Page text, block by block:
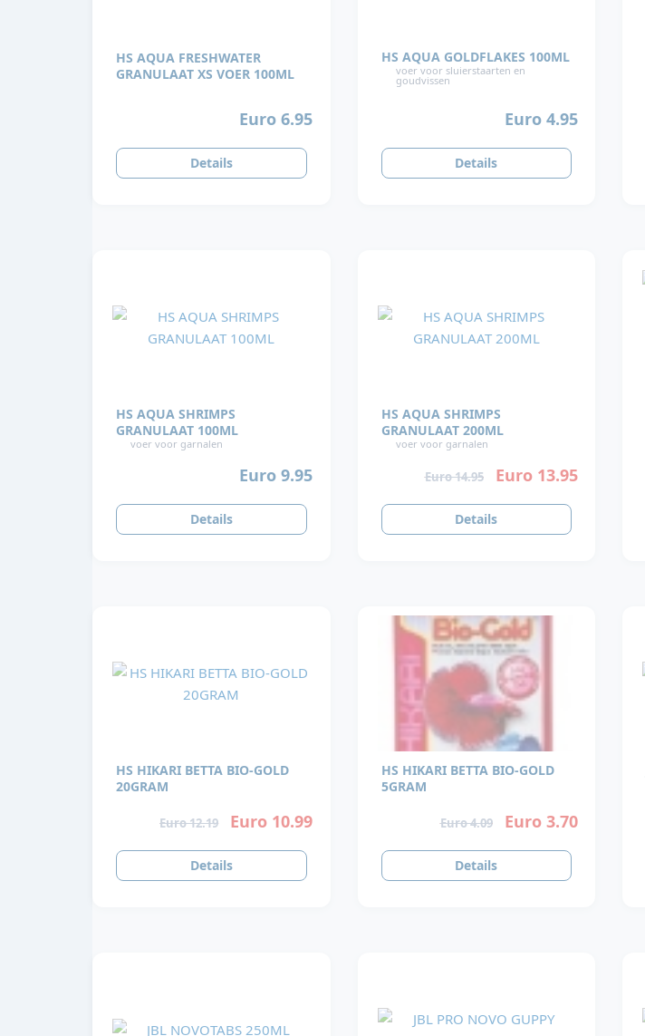
HS AQUA FRESHWATER
GRANULAAT XS VOER 100ML
Euro 6.95
Details
HS AQUA GOLDFLAKES 100ML
voer voor sluierstaarten en
goudvissen
Euro 4.95
Details
HS AQUA SHRIMPS
GRANULAAT 100ML
voer voor garnalen
Euro 9.95
Details
HS AQUA SHRIMPS
GRANULAAT 200ML
voer voor garnalen
Euro 14.95 Euro 13.95
Details
HS HIKARI BETTA BIO-GOLD
20GRAM
Euro 12.19 Euro 10.99
Details
HS HIKARI BETTA BIO-GOLD
5GRAM
Euro 4.09 Euro 3.70
Details